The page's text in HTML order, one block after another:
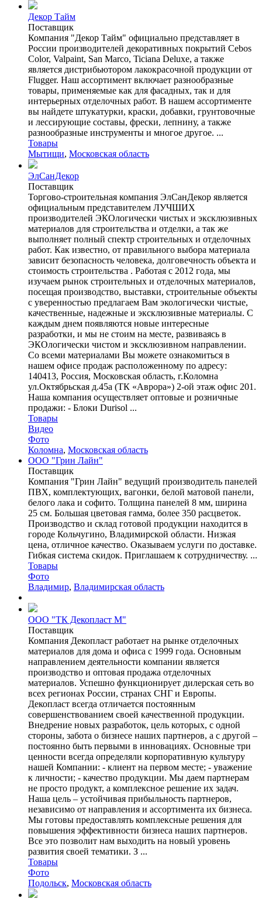
Декор Тайм
Поставщик
Компания "Декор Тайм" официально представляет в
России производителей декоративных покрытий Cebos
Color, Valpaint, San Marco, Ticiana Deluxe, а также
является дистрибьютором лакокрасочной продукции от
Flugger. Наш ассортимент включает разнообразные
товары, применяемые как для фасадных, так и для
интерьерных отделочных работ. В нашем ассортименте
вы найдете штукатурки, краски, добавки, грунтовочные
и лессирующие составы, фрески, лепнину, а также
разнообразные инструменты и многое другое. ...
Товары
Мытищи, Московская область
ЭлСанДекор
Поставщик
Торгово-строительная компания ЭлСанДекор является
официальным представителем ЛУЧШИХ
производителей ЭКОлогически чистых и эксклюзивных
материалов для строительства и отделки, а так же
выполняет полный спектр строительных и отделочных
работ. Как известно, от правильного выбора материала
зависит безопасность человека, долговечность объекта и
стоимость строительства . Работая с 2012 года, мы
изучаем рынок строительных и отделочных материалов,
посещая производство, выставки, строительные объекты
с уверенностью предлагаем Вам экологически чистые,
качественные, надежные и эксклюзивные материалы. С
каждым днем появляются новые интересные
разработки, и мы не стоим на месте, развиваясь в
ЭКОлогически чистом и эксклюзивном направлении.
Со всеми материалами Вы можете ознакомиться в
нашем офисе продаж расположенному по адресу:
140413, Россия, Московская область, г.Коломна
ул.Октябрьская д.45а (ТК «Аврора») 2-ой этаж офис 201.
Наша компания осуществляет оптовые и розничные
продажи: - Блоки Durisol ...
Товары
Видео
Фото
Коломна, Московская область
ООО "Грин Лайн"
Поставщик
Компания "Грин Лайн" ведущий производитель панелей
ПВХ, комплектующих, вагонки, белой матовой панели,
белого лака и софито. Толщина панелей 8 мм, ширина
25 см. Большая цветовая гамма, более 350 расцветок.
Производство и склад готовой продукции находится в
городе Кольчугино, Владимирской области. Низкая
цена, отличное качество. Оказываем услуги по доставке.
Гибкая система скидок. Приглашаем к сотрудничеству. ...
Товары
Фото
Владимир, Владимирская область
ООО "ТК Декопласт М"
Поставщик
Компания Декопласт работает на рынке отделочных
материалов для дома и офиса с 1999 года. Основным
направлением деятельности компании является
производство и оптовая продажа отделочных
материалов. Успешно функционирует дилерская сеть во
всех регионах России, странах СНГ и Европы.
Декопласт всегда отличается постоянным
совершенствованием своей качественной продукции.
Внедрение новых разработок, цель которых, с одной
стороны, забота о бизнесе наших партнеров, а с другой –
постоянно быть первыми в инновациях. Основные три
ценности всегда определяли корпоративную культуру
нашей Компании: - клиент на первом месте; - уважение
к личности; - качество продукции. Мы даем партнерам
не просто продукт, а комплексное решение их задач.
Наша цель – устойчивая прибыльность партнеров,
независимо от направления и ассортимента их бизнеса.
Мы готовы предоставлять комплексные решения для
повышения эффективности бизнеса наших партнеров.
Все это позволит нам выходить на новый уровень
развития своей тематики. З ...
Товары
Фото
Подольск, Московская область